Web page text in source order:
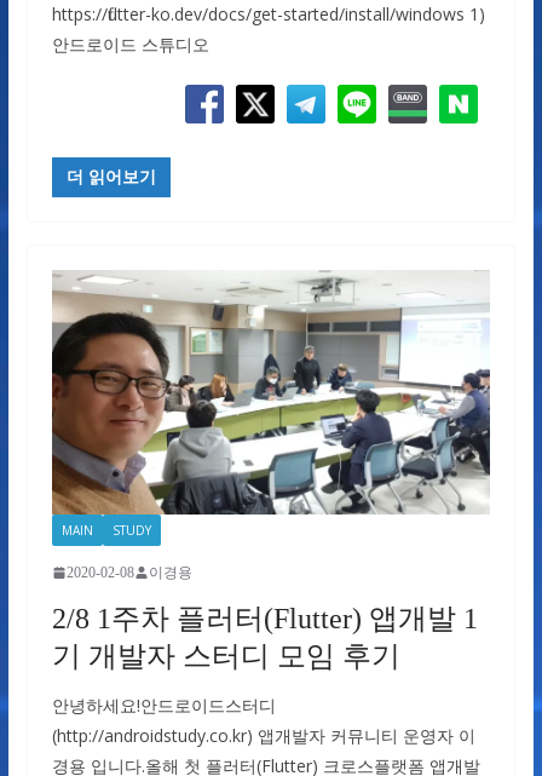
https://flutter-ko.dev/docs/get-started/install/windows 1)
안드로이드 스튜디오
더 읽어보기
MAIN STUDY
2020-02-08 이경용
2/8 1주차 플러터(Flutter) 앱개발 1
기 개발자 스터디 모임 후기
안녕하세요!안드로이드스터디
(http://androidstudy.co.kr) 앱개발자 커뮤니티 운영자 이
경용 입니다.올해 첫 플러터(Flutter) 크로스플랫폼 앱개발